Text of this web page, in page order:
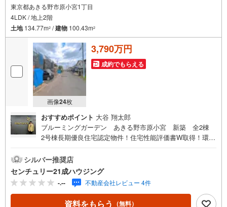
東京都あきる野市原小宮1丁目
4LDK / 地上2階
土地134.77m2 /建物 100.43m2
画像24枚
3,790万円
成約でもらえる
おすすめポイント 大谷 翔太郎
ブルーミングガーデン あきる野市原小宮 新築 全2棟
2号棟長期優良住宅認定物件！住宅性能評価書W取得！環境
心して暮らせる新築一戸建て（^^）/センチュリー21成ハウ
ジングでは、武蔵村山市をはじめ、立川市・昭島市・東大
和市・瑞穂町・羽村市・あきる野市・福生市など周辺の地
域も情報が盛りだくさん。ネットに掲載できない物件も多
数ございますので、こちらの物件と一緒にご紹介させてい
シルバー推奨店
センチュリー21成ハウジング
-.-- 不動産会社レビュー 4件
資料をもらう （無料）